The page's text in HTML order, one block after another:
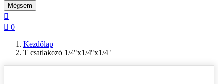
Mégsem

 0
Kezdőlap
T csatlakozó 1/4"x1/4"x1/4"